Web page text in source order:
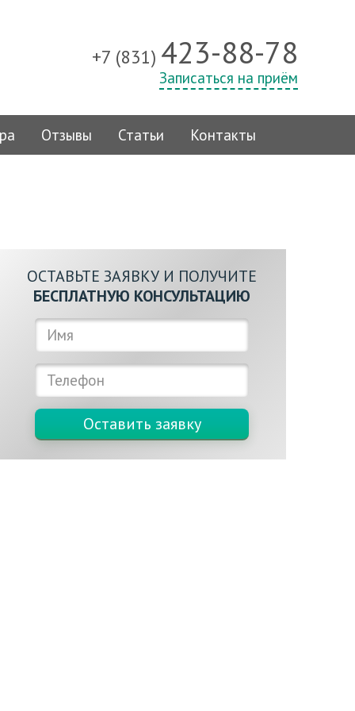
+7 (831) 423-88-78
Записаться на приём
Отзывы Статьи Контакты
ОСТАВЬТЕ ЗАЯВКУ И ПОЛУЧИТЕ
БЕСПЛАТНУЮ КОНСУЛЬТАЦИЮ